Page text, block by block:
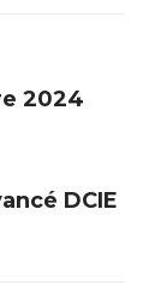
2024
DCIE